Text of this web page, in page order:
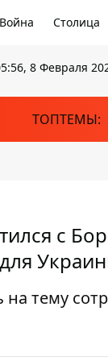
Война Столица
8 Февраля
ТОПТЕМЫ:
с
тему